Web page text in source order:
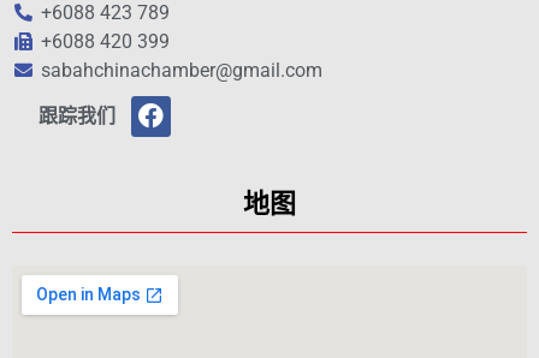
+6088 423 789
+6088 420 399
sabahchinachamber@gmail.com
跟踪我们
地图